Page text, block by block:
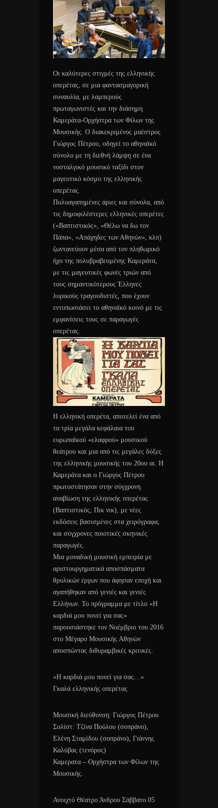
Οι καλύτερες στιγμές της ελληνικής
οπερέτας, σε μια φαντασμαγορική
συναυλία, με λαμπερούς
πρωταγωνιστές και την διάσημη
Καμεράτα-Ορχήστρα των Φίλων της
Μουσικής. Ο διακεκριμένος μαέστρος
Γιώργος Πέτρου, οδηγεί το αθηναϊκό
σύνολο με τη διεθνή λάμψη σε ένα
νοσταλγικό μουσικό ταξίδι στον
μαγευτικό κόσμο της ελληνικής
οπερέτας.
Πολυαγαπημένες άριες και σύνολα, από
τις δημοφιλέστερες ελληνικές οπερέτες
(«Βαπτιστικός», «Θέλω να δω τον
Πάπα», «Απάχηδες των Αθηνών», κλπ)
ζωντανεύουν μέσα από τον πληθωρικό
ήχο της πολυβραβευμένης Καμεράτα,
με τις μαγευτικές φωνές τριών από
τους σημαντικότερους Έλληνες
λυρικούς τραγουδιστές, που έχουν
εντυπωσιάσει το αθηναϊκό κοινό με τις
εμφανίσεις τους σε παραγωγές
οπερέτας.
Η ελληνική οπερέτα, αποτελεί ένα από
τα τρία μεγάλα κεφάλαια του
ευρωπαϊκού «ελαφρού» μουσικού
θεάτρου και μια από τις μεγάλες δόξες
της ελληνικής μουσικής του 20ου αι. Η
Καμεράτα και ο Γιώργος Πέτρου
πρωτοστάτησαν στην σύγχρονη
αναβίωση της ελληνικής οπερέτας
(Βαπτιστικός, Πικ νικ), με νέες
εκδόσεις βασισμένες στα χειρόγραφα,
και σύγχρονες ποιοτικές σκηνικές
παραγωγές.
Μια μοναδική μουσική εμπειρία με
αριστουργηματικά αποσπάσματα
θρυλικών έργων που άφησαν εποχή και
αγαπήθηκαν από γενιές και γενιές
Ελλήνων. Το πρόγραμμα με τίτλο «Η
καρδιά μου πονεί για σας»
παρουσιάστηκε τον Νοέμβριο του 2016
στο Μέγαρο Μουσικής Αθηνών
αποσπώντας διθυραμβικές κριτικές.
«Η καρδιά μου πονεί για σας…»
Γκαλά ελληνικής οπερέτας
Μουσική διεύθυνση: Γιώργος Πέτρου
Σολίστ: Τζίνα Πούλου (σοπράνο),
Ελένη Σταμίδου (σοπράνο), Γιάννης
Καλύβας (τενόρος)
Καμερατα – Ορχήστρα των Φίλων της
Μουσικής.
Ανοιχτό Θέατρο Άνδρου Σάββατο 05